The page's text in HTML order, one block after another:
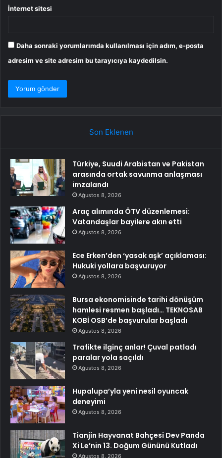
İnternet sitesi
Daha sonraki yorumlarımda kullanılması için adım, e-posta
adresim ve site adresim bu tarayıcıya kaydedilsin.
Son Eklenen
Türkiye, Suudi Arabistan ve Pakistan
arasında ortak savunma anlaşması
imzalandı
Ağustos 8, 2026
Araç alımında ÖTV düzenlemesi:
Vatandaşlar bayilere akın etti
Ağustos 8, 2026
Ece Erken’den ‘yasak aşk’ açıklaması:
Hukuki yollara başvuruyor
Ağustos 8, 2026
Bursa ekonomisinde tarihi dönüşüm
hamlesi resmen başladı… TEKNOSAB
KOBİ OSB’de başvurular başladı
Ağustos 8, 2026
Trafikte ilginç anlar! Çuval patladı
paralar yola saçıldı
Ağustos 8, 2026
Hupalupa’yla yeni nesil oyuncak
deneyimi
Ağustos 8, 2026
Tianjin Hayvanat Bahçesi Dev Panda
Xi Le’nin 13. Doğum Gününü Kutladı
Ağustos 8, 2026